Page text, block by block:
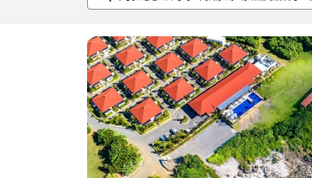
p
a
g
e
_
s
e
a
r
c